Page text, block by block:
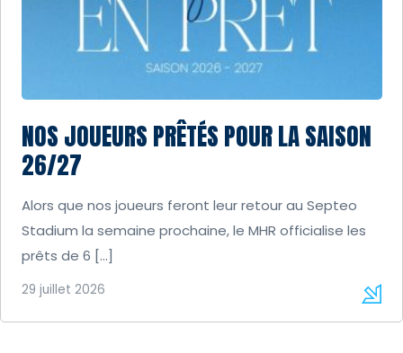
NOS JOUEURS PRÊTÉS POUR LA SAISON
26/27
Alors que nos joueurs feront leur retour au Septeo
Stadium la semaine prochaine, le MHR officialise les
prêts de 6 […]
29 juillet 2026